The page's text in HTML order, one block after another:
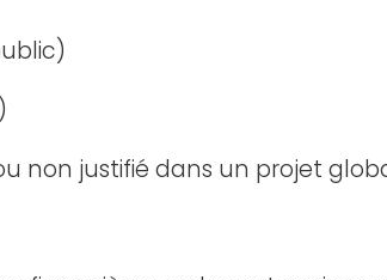
non justifié dans un projet